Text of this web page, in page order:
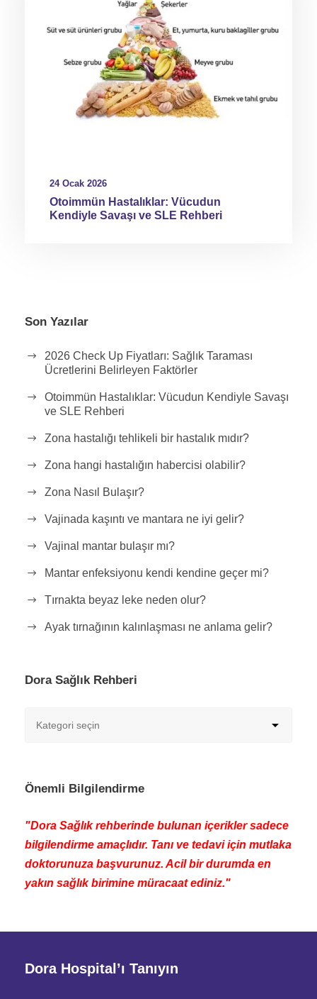
24 Ocak 2026
Otoimmün Hastalıklar: Vücudun
Kendiyle Savaşı ve SLE Rehberi
Son Yazılar
2026 Check Up Fiyatları: Sağlık Taraması
Ücretlerini Belirleyen Faktörler
Otoimmün Hastalıklar: Vücudun Kendiyle Savaşı
ve SLE Rehberi
Zona hastalığı tehlikeli bir hastalık mıdır?
Zona hangi hastalığın habercisi olabilir?
Zona Nasıl Bulaşır?
Vajinada kaşıntı ve mantara ne iyi gelir?
Vajinal mantar bulaşır mı?
Mantar enfeksiyonu kendi kendine geçer mi?
Tırnakta beyaz leke neden olur?
Ayak tırnağının kalınlaşması ne anlama gelir?
Dora Sağlık Rehberi
Önemli Bilgilendirme
"Dora Sağlık rehberinde bulunan içerikler sadece
bilgilendirme amaçlıdır. Tanı ve tedavi için mutlaka
doktorunuza başvurunuz. Acil bir durumda en
yakın sağlık birimine müracaat ediniz."
Dora Hospital’ı Tanıyın